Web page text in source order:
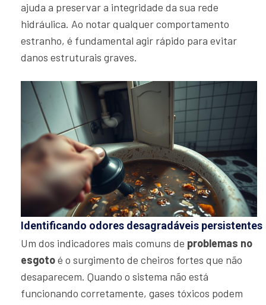
ajuda a preservar a integridade da sua rede
hidráulica. Ao notar qualquer comportamento
estranho, é fundamental agir rápido para evitar
danos estruturais graves.
Identificando odores desagradáveis persistentes
Um dos indicadores mais comuns de problemas no
esgotoé o surgimento de cheiros fortes que não
desaparecem. Quando o sistema não está
funcionando corretamente, gases tóxicos podem